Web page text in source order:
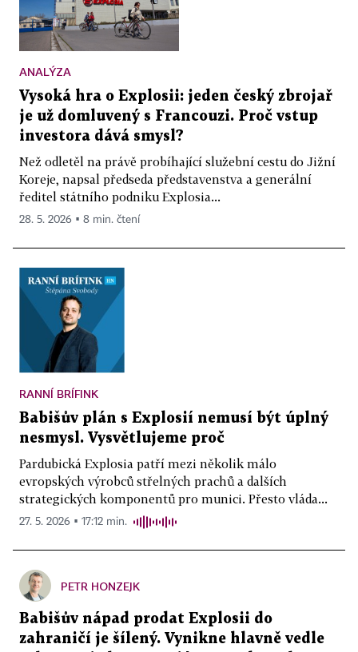
ANALÝZA
Vysoká hra o Explosii: jeden český zbrojař
je už domluvený s Francouzi. Proč vstup
investora dává smysl?
Než odletěl na právě probíhající služební cestu do Jižní
Koreje, napsal předseda představenstva a generální
ředitel státního podniku Explosia...
28. 5. 2026 ▪ 8 min. čtení
RANNÍ BRÍFINK
Babišův plán s Explosií nemusí být úplný
nesmysl. Vysvětlujeme proč
Pardubická Explosia patří mezi několik málo
evropských výrobců střelných prachů a dalších
strategických komponentů pro munici. Přesto vláda...
27. 5. 2026 ▪ 17:12 min.
PETR HONZEJK
Babišův nápad prodat Explosii do
zahraničí je šílený. Vynikne hlavně vedle